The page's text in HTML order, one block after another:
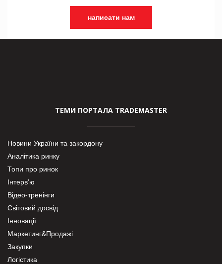
написати нам
ТЕМИ ПОРТАЛА TRADEMASTER
Новини України та закордону
Аналітика ринку
Топи про ринок
Інтерв’ю
Відео-тренінги
Світовий досвід
Інновації
Маркетинг&Продажі
Закупки
Логістика